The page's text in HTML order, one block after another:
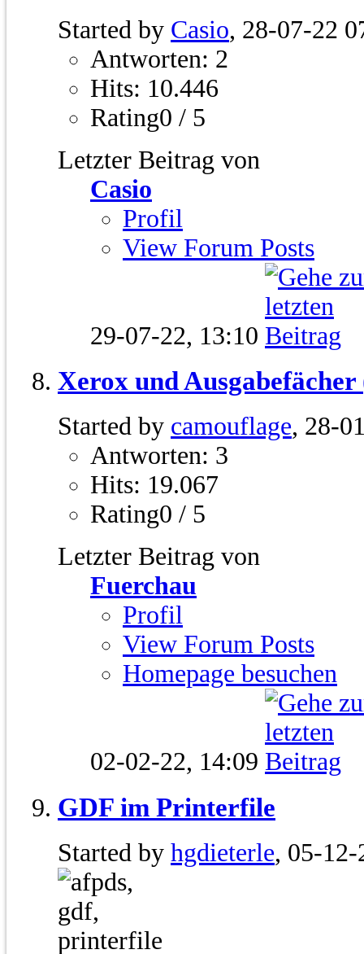
Started by Casio, 28-07-22
Antworten: 2
Hits: 10.446
Rating0 / 5
Letzter Beitrag von
Casio
Profil
View Forum Posts
29-07-22, 13:10
Xerox und
Started by camouflage, 28-
Antworten: 3
Hits: 19.067
Rating0 / 5
Letzter Beitrag von
Fuerchau
Profil
View Forum Posts
Homepage besuchen
02-02-22, 14:09
GDF im Printerfile
Started by hgdieterle, 05-